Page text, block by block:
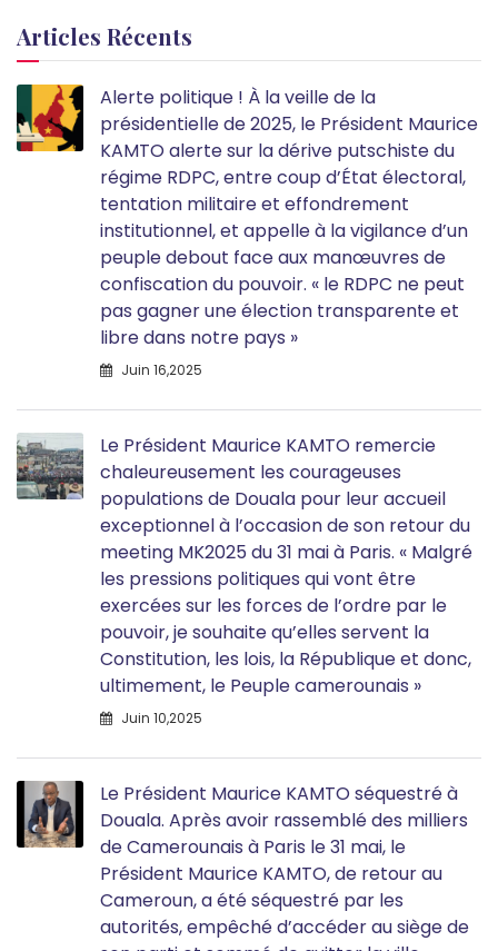
Articles Récents
Alerte politique ! À la veille de la
présidentielle de 2025, le Président Maurice
KAMTO alerte sur la dérive putschiste du
régime RDPC, entre coup d’État électoral,
tentation militaire et effondrement
institutionnel, et appelle à la vigilance d’un
peuple debout face aux manœuvres de
confiscation du pouvoir. « le RDPC ne peut
pas gagner une élection transparente et
libre dans notre pays »
Juin 16,2025
Le Président Maurice KAMTO remercie
chaleureusement les courageuses
populations de Douala pour leur accueil
exceptionnel à l’occasion de son retour du
meeting MK2025 du 31 mai à Paris. « Malgré
les pressions politiques qui vont être
exercées sur les forces de l’ordre par le
pouvoir, je souhaite qu’elles servent la
Constitution, les lois, la République et donc,
ultimement, le Peuple camerounais »
Juin 10,2025
Le Président Maurice KAMTO séquestré à
Douala. Après avoir rassemblé des milliers
de Camerounais à Paris le 31 mai, le
Président Maurice KAMTO, de retour au
Cameroun, a été séquestré par les
autorités, empêché d’accéder au siège de